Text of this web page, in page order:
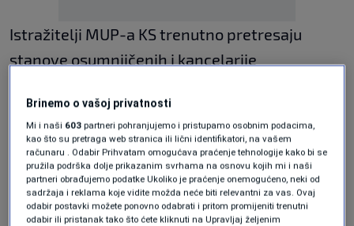
Istražitelji MUP-a KS trenutno pretresaju
stanove osumnjičenih i kancelarije
mlade KS.
Pod istragom Tužilaštva KS zbog sumnje na
nezakonito zapošljavanje je ministrica Adna
Mesihović i njena pomoćnica Dženita Viteškić.
Brinemo o vašoj privatnosti
Mi i naši 603 partneri pohranjujemo i pristupamo osobnim podacima,
kao što su pretraga web stranica ili lični identifikatori, na vašem
računaru . Odabir Prihvatam omogućava praćenje tehnologije kako bi se
pružila podrška dolje prikazanim svrhama na osnovu kojih mi i naši
partneri obrađujemo podatke Ukoliko je praćenje onemogućeno, neki od
sadržaja i reklama koje vidite možda neće biti relevantni za vas. Ovaj
odabir postavki možete ponovno odabrati i pritom promijeniti trenutni
odabir ili pristanak tako što ćete kliknuti na Upravljaj željenim